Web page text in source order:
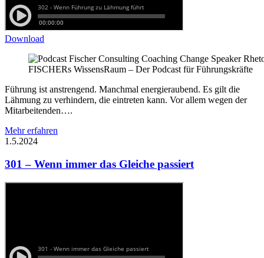
Download
FISCHERs WissensRaum – Der Podcast für Führungskräfte
Führung ist anstrengend. Manchmal energieraubend. Es gilt die
Lähmung zu verhindern, die eintreten kann. Vor allem wegen der
Mitarbeitenden….
Mehr erfahren
1.5.2024
301 – Wenn immer das Gleiche passiert